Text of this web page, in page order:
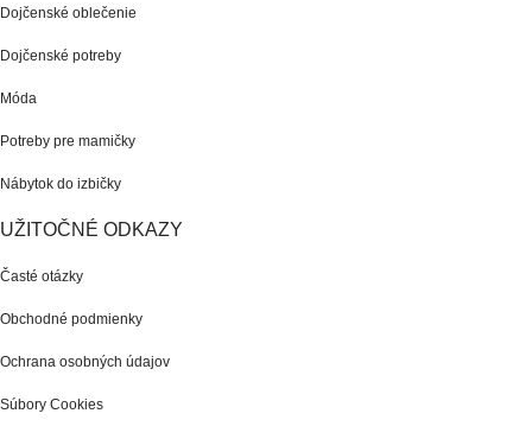
Dojčenské oblečenie
Dojčenské potreby
Móda
Potreby pre mamičky
Nábytok do izbičky
UŽITOČNÉ ODKAZY
Časté otázky
Obchodné podmienky
Ochrana osobných údajov
Súbory Cookies